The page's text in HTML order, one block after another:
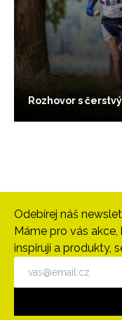
Rozhovor s
Odebírej náš
Máme pro vás
inspirují a produkty,